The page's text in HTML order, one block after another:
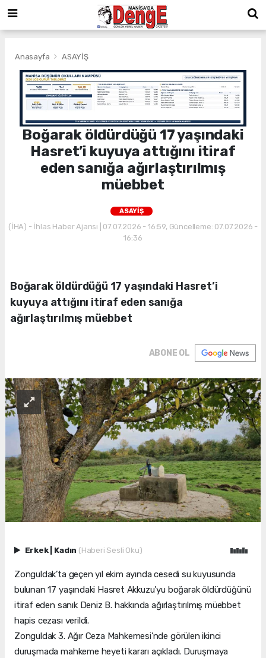
Anasayfa ASAYİŞ
Boğarak öldürdüğü 17 yaşındaki
Hasret’i kuyuya attığını itiraf
eden sanığa ağırlaştırılmış
müebbet
ASAYİŞ
(İHA) - İhlas Haber Ajansı | 07.07.2026 - 16:59, Güncelleme: 07.07.2026 -
16:36
Boğarak öldürdüğü 17 yaşındaki Hasret’i
kuyuya attığını itiraf eden sanığa
ağırlaştırılmış müebbet
ABONE OL
Erkek Kadın (Haberi Sesli Oku)
Zonguldak’ta geçen yıl ekim ayında cesedi su kuyusunda
bulunan 17 yaşındaki Hasret Akkuzu’yu boğarak öldürdüğünü
itiraf eden sanık Deniz B. hakkında ağırlaştırılmış müebbet
hapis cezası verildi.
Zonguldak 3. Ağır Ceza Mahkemesi’nde görülen ikinci
duruşmada mahkeme heyeti kararı açıkladı. Duruşmaya